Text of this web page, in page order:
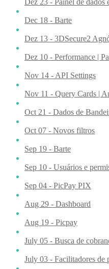
Dec 18 - Barte
Dez 13 - 3DSecure2
Dez 10 - Performance |
Nov 14 - API Settings
Nov 11 - Query Cards |
Oct 21 - Dados de
Oct 07 - Novos filtros
Sep 19 - Barte
Sep 10 - Usuários e
Sep 04 - PicPay PIX
Aug 29 - Dashboard
Aug 19 - Picpay
July 05 - Busca de
July 03 - Facilitadores de